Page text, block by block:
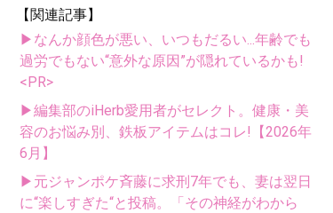
【関連記事】
▶なんか顔色が悪い、いつもだるい...年齢でも
過労でもない“意外な原因”が隠れているかも!
<PR>
▶編集部のiHerb愛用者がセレクト。健康・美
容のお悩み別、鉄板アイテムはコレ!【2026年
6月】
▶元ジャンポケ斉藤に求刑7年でも、妻は翌日
に“楽しすぎた“と投稿。「その神経がわから